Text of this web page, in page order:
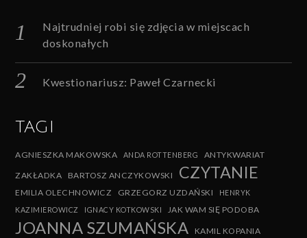
Najtrudniej robi się zdjęcia w miejscach
doskonałych
Kwestionariusz: Paweł Czarnecki
TAGI
AGNIESZKA MAKOWSKA ANDA ROTTENBERG
ANTYKWARIAT
ZAKŁADKA
BARTOSZ ANCZYKOWSKI CZYTANIE
EMILIA OLECHNOWICZ GRZEGORZ UZDAŃSKI
HENRYK
KAZIMIEROWICZ
IGNACY KOTKOWSKI JAK WAM SIĘ PODOBA
JOANNA SZUMAŃSKA KAMIL KOPANIA